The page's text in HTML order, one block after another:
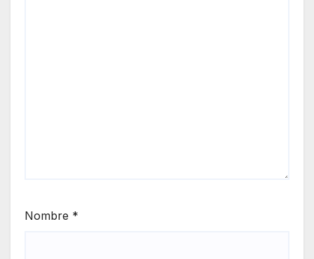
Nombre *